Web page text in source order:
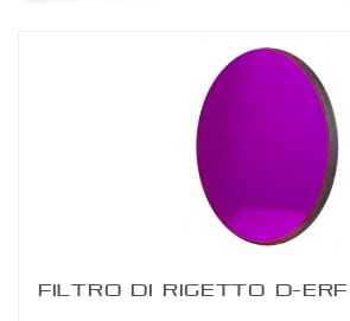
FILTRO DI RIGETTO D-